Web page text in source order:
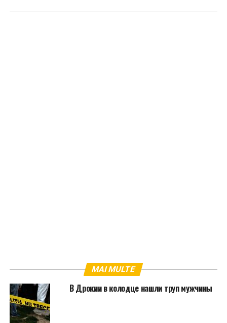
MAI MULTE
В Дрокии в колодце нашли труп мужчины